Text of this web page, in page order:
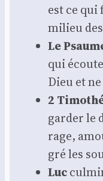
est ce qui
milieu
Le
qui
Dieu et
2
gar­der le
rage,
gré les
Luc